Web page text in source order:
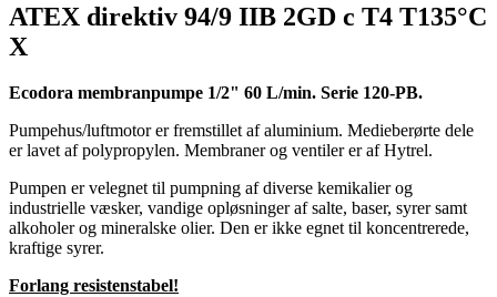
ATEX direktiv 94/9 IIB 2GD c T4 T135°C
X
Ecodora membranpumpe 1/2" 60 L/min. Serie 120-PB.
Pumpehus/luftmotor er fremstillet af aluminium. Medieberørte dele
er lavet af polypropylen. Membraner og ventiler er af Hytrel.
Pumpen er velegnet til pumpning af diverse kemikalier og
industrielle væsker, vandige opløsninger af salte, baser, syrer samt
alkoholer og mineralske olier. Den er ikke egnet til koncentrerede,
kraftige syrer.
Forlang resistenstabel!